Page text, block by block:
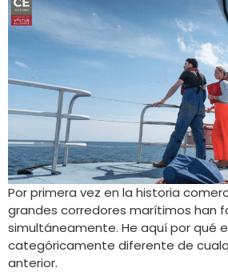
Por primera vez en la historia
grandes corredores marítimos han
simultáneamente. He aquí por qué
categóricamente diferente de
anterior.